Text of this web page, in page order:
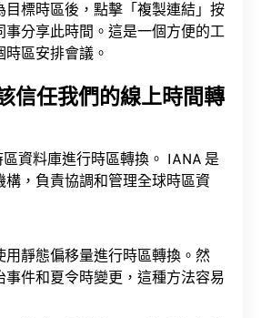
目標時區後，點擊「複製連結」按
事分享此時間。這是一個方便的工
區安排會議。
信任我們的線上時間轉
區資料庫進行時區轉換。 IANA 是
構，負責協調和管理全球時區資
用靜態偏移量進行時區轉換。然
事件和夏令時變更，這種方法容易